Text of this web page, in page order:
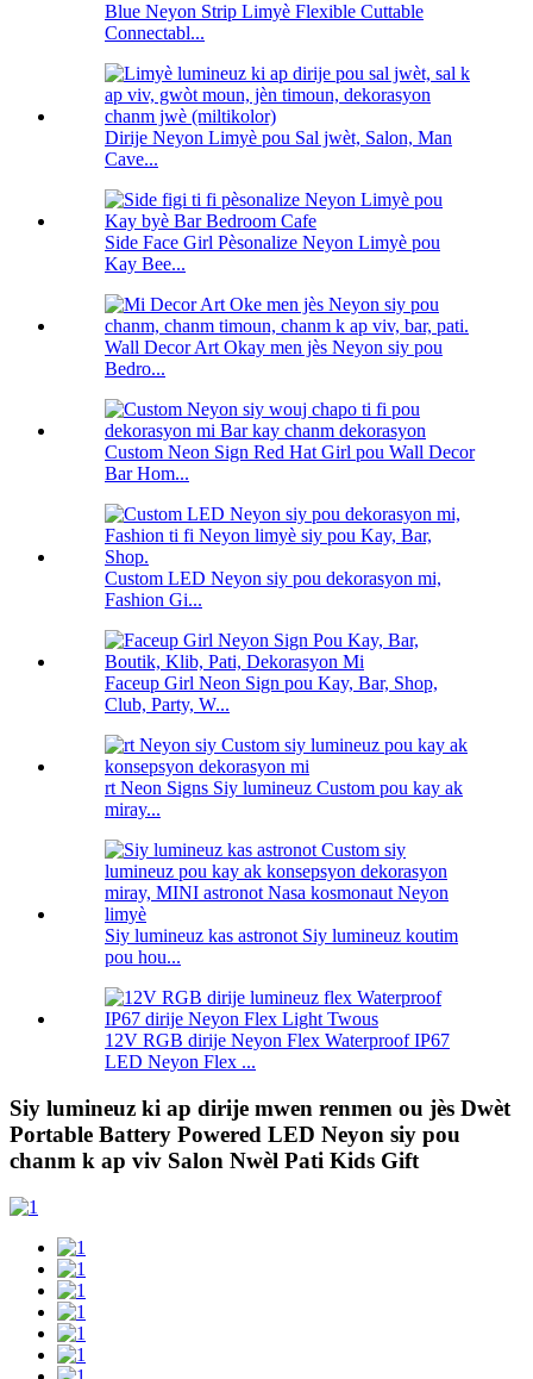
Blue Neyon Strip Limyè Flexible Cuttable
Connectabl...
Dirije Neyon Limyè pou Sal jwèt, Salon, Man
Cave...
Side Face Girl Pèsonalize Neyon Limyè pou
Kay Bee...
Wall Decor Art Okay men jès Neyon siy pou
Bedro...
Custom Neon Sign Red Hat Girl pou Wall Decor
Bar Hom...
Custom LED Neyon siy pou dekorasyon mi,
Fashion Gi...
Faceup Girl Neon Sign pou Kay, Bar, Shop,
Club, Party, W...
rt Neon Signs Siy lumineuz Custom pou kay ak
miray...
Siy lumineuz kas astronot Siy lumineuz koutim
pou hou...
12V RGB dirije Neyon Flex Waterproof IP67
LED Neyon Flex ...
Siy lumineuz ki ap dirije mwen renmen ou jès Dwèt
Portable Battery Powered LED Neyon siy pou
chanm k ap viv Salon Nwèl Pati Kids Gift